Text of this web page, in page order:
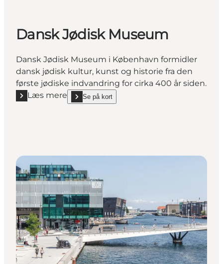
Dansk Jødisk Museum
Dansk Jødisk Museum i København formidler
dansk jødisk kultur, kunst og historie fra den
første jødiske indvandring for cirka 400 år siden.
Læs mere
Læs mere "Dansk Jødisk Museum"
Se på kort
show Dansk Jødisk Museum on_map